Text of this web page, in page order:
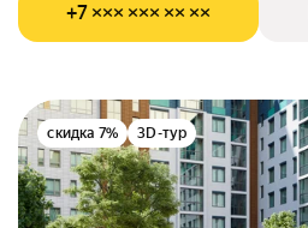
+7 ××× ××× ×× ××
скидка 7% 3D-тур